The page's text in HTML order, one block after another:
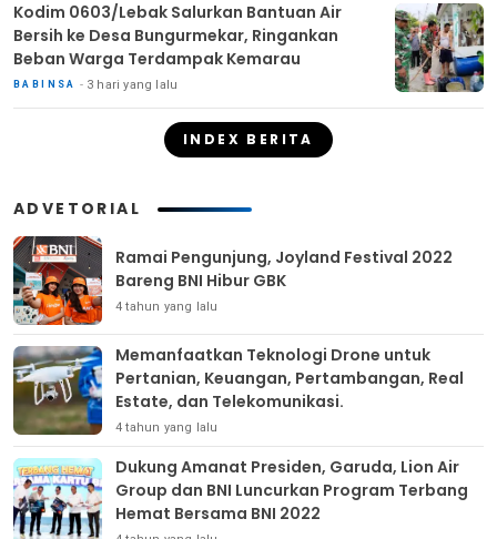
Kodim 0603/Lebak Salurkan Bantuan Air
Bersih ke Desa Bungurmekar, Ringankan
Beban Warga Terdampak Kemarau
BABINSA 3 hari yang lalu
INDEX BERITA
ADVETORIAL
Ramai Pengunjung, Joyland Festival 2022
Bareng BNI Hibur GBK
4 tahun yang lalu
Memanfaatkan Teknologi Drone untuk
Pertanian, Keuangan, Pertambangan, Real
Estate, dan Telekomunikasi.
4 tahun yang lalu
Dukung Amanat Presiden, Garuda, Lion Air
Group dan BNI Luncurkan Program Terbang
Hemat Bersama BNI 2022